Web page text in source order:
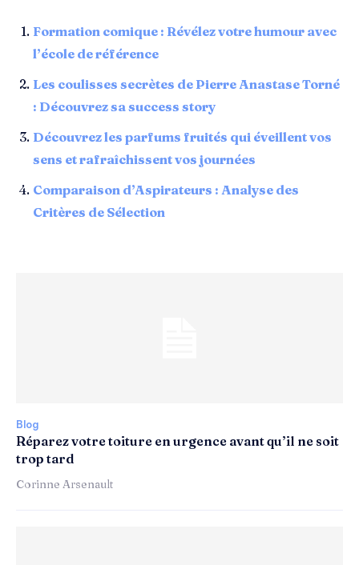
Formation comique : Révélez votre humour avec
l’école de référence
Les coulisses secrètes de Pierre Anastase Torné
: Découvrez sa success story
Découvrez les parfums fruités qui éveillent vos
sens et rafraîchissent vos journées
Comparaison d’Aspirateurs : Analyse des
Critères de Sélection
Blog
Réparez votre toiture en urgence avant qu’il ne soit
trop tard
Corinne Arsenault